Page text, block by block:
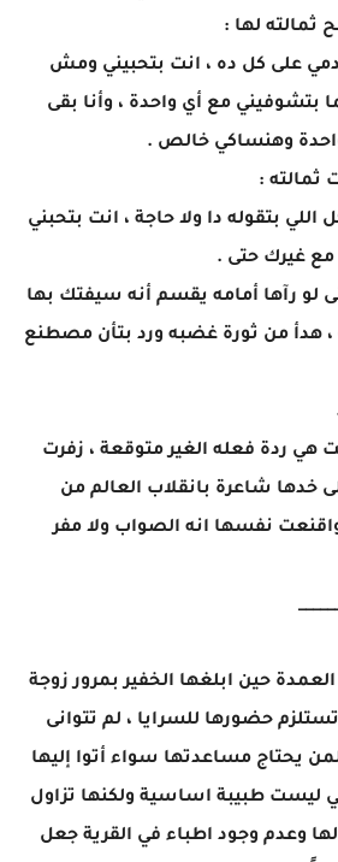
لها :
على كل ده ، انت بتحبيني ومش
بتشوفيني مع أي واحدة ، وأنا بقى
وهنساكي خالص .
ثمالته :
بتقوله دا ولا حاجة ، انت بتحبني
غيرك حتى .
لو رآها أمامه يقسم أنه سيفتك بها
، هدأ من ثورة غضبه ورد بتأن مصطنع
هي ردة فعله الغير متوقعة ، زفرت
خدها شاعرة بانقلاب العالم من
نفسها انه الصواب ولا مفر
حين ابلغها الخفير بمرور زوجة
حضورها للسرايا ، لم تتوانى
يحتاج مساعدتها سواء أتوا إليها
ليست طبيبة اساسية ولكنها تزاول
وعدم وجود اطباء في القرية جعل